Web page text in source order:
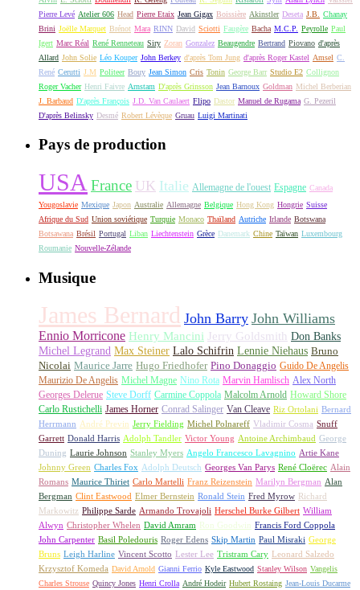
Pierre Levé Atelier 606 Head Pierre Etaix Jean Gigax Boissière Akinstler Deseta J.B.
Chanay
Brini Joëlle Marquet Brénot Mara RINN David Sciotti Faugère Bacha M.C.P. Peyrolle Paul
Igert Marc Réal René Renneteau Siry Zoran Gonzalez Beaugendre Bertrand Piovano d'après
Allard John Solie Léo Kouper John Berkey d'après Tom Jung d'après Roger Kastel Amsel C.
René Cerutti J.M Politeer Bouy Jean Simon Cris Tonin George Barr Studio E2 Collignon
Roger Vacher Henri Faivre Arnstam D'après Grinsson Jean Barnoux Goldman Michel Berberian
J. Barbaud D'après François J.D. Van Caulaert Flipo Dastor Manuel de Rugama G. Pezeril
D'après Belinsky Desmé Robert Lévèque Gruau Luigi Martinati
Pays de production
USA France UK Italie Allemagne de l'ouest Espagne Canada
Yougoslavie Mexique Japon Australie Allemagne Belgique Hong Kong Hongrie Suisse
Afrique du Sud Union soviétique Turquie Monaco Thaïland Autriche Irlande Botswana
Botsawana Brésil Portugal Liban Liechtenstein Grèce Danemark Chine Taïwan Luxembourg
Roumanie Nouvelle-Zélande
Musique
James Bernard John Barry John Williams
Ennio Morricone Henry Mancini Jerry Goldsmith Don Banks
Michel Legrand Max Steiner Lalo Schifrin Lennie Niehaus Bruno
Nicolai Maurice Jarre Hugo Friedhofer Pino Donaggio Guido De Angelis
Maurizio De Angelis Michel Magne Nino Rota Marvin Hamlisch Alex North
Georges Delerue Steve Dorff Carmine Coppola Malcolm Arnold Howard Shore
Carlo Rustichelli James Horner Conrad Salinger Van Cleave Riz Ortolani Bernard
Herrmann André Previn Jerry Fielding Michel Polnareff Vladimir Cosma Snuff
Garrett Donald Harris Adolph Tandler Victor Young Antoine Archimbaud George
Duning Laurie Johnson Stanley Myers Angelo Francesco Lavagnino Artie Kane
Johnny Green Charles Fox Adolph Deutsch Georges Van Parys René Cloërec Alain
Romans Maurice Thiriet Carlo Martelli Franz Reizenstein Marilyn Bergman Alan
Bergman Clint Eastwood Elmer Bernstein Ronald Stein Fred Myrow
Richard
Markowitz Philippe Sarde Armando Trovajoli Herschel Burke Gilbert William
Alwyn Christopher Whelen David Amram Ron Goodwin Francis Ford Coppola
John Carpenter Basil Poledouris Roger Edens Skip Martin Paul Misraki George
Bruns Leigh Harline Vincent Scotto Lester Lee Tristram Cary Leonard Salzedo
Krzysztof Komeda David Arnold Gianni Ferrio Kyle Eastwood Stanley Wilson Vangelis
Charles Strouse Quincy Jones Henri Crolla André Hodeir Hubert Rostaing Jean-Louis Ducarme